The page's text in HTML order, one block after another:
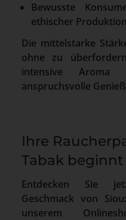
Bewusste
ethischer Produktion
Die mittelstarke
ohne zu
intensive Aroma
anspruchsvolle
Ihre
Tabak
Entdecken Sie
Geschmack von
unserem